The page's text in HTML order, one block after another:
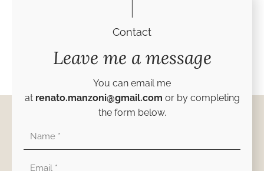
Contact
Leave me a message
You can email me
at renato.manzoni@gmail.com or by completing
the form below.
Nombre
Correo